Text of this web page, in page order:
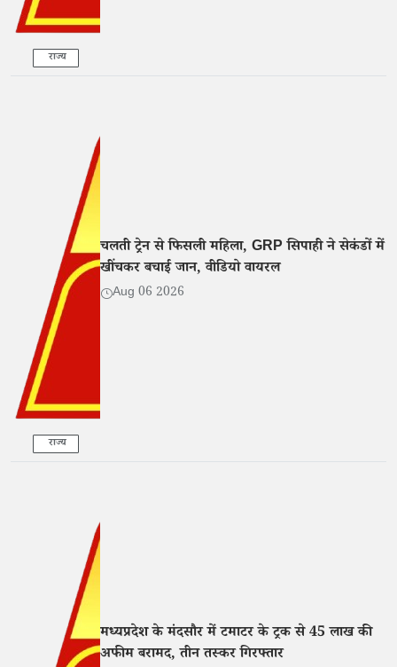
राज्य
राज्य
चलती ट्रेन से फिसली महिला, GRP सिपाही ने सेकंडों में
खींचकर बचाई जान, वीडियो वायरल
Aug 06 2026
मध्यप्रदेश के मंदसौर में टमाटर के ट्रक से 45 लाख की
अफीम बरामद, तीन तस्कर गिरफ्तार